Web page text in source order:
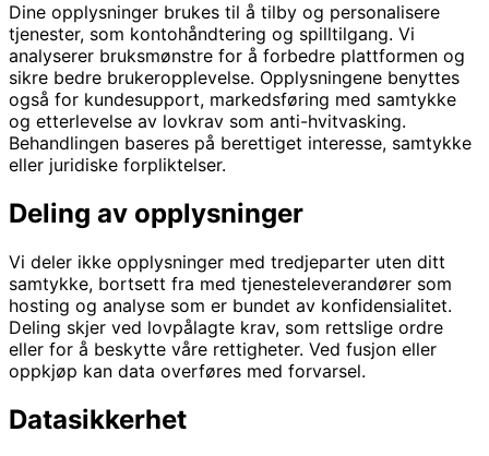
Dine opplysninger brukes til å tilby og personalisere
tjenester, som kontohåndtering og spilltilgang. Vi
analyserer bruksmønstre for å forbedre plattformen og
sikre bedre brukeropplevelse. Opplysningene benyttes
også for kundesupport, markedsføring med samtykke
og etterlevelse av lovkrav som anti-hvitvasking.
Behandlingen baseres på berettiget interesse, samtykke
eller juridiske forpliktelser.
Deling av opplysninger
Vi deler ikke opplysninger med tredjeparter uten ditt
samtykke, bortsett fra med tjenesteleverandører som
hosting og analyse som er bundet av konfidensialitet.
Deling skjer ved lovpålagte krav, som rettslige ordre
eller for å beskytte våre rettigheter. Ved fusjon eller
oppkjøp kan data overføres med forvarsel.
Datasikkerhet